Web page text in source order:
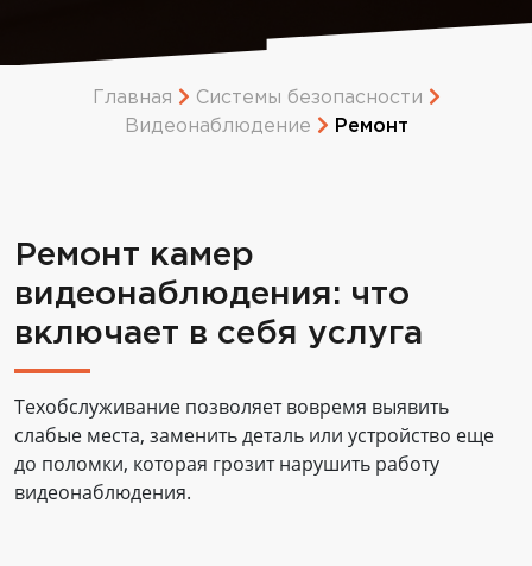
Главная
Системы безопасности
Видеонаблюдение
Ремонт
Ремонт камер
видеонаблюдения: что
включает в себя услуга
Техобслуживание позволяет вовремя выявить
слабые места, заменить деталь или устройство еще
до поломки, которая грозит нарушить работу
видеонаблюдения.